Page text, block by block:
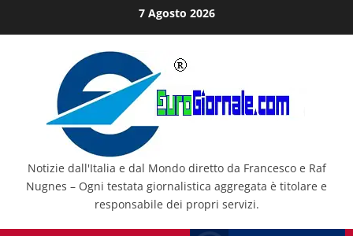
al
7 Agosto 2026
Notizie dall'Italia e dal Mondo diretto da Francesco e Raf
Nugnes – Ogni testata giornalistica aggregata è titolare e
responsabile dei propri servizi.